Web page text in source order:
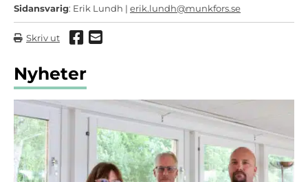
Sidansvarig: Erik Lundh | erik.lundh@munkfors.se
Skriv ut Dela via Facebook
Dela via mail
Nyheter